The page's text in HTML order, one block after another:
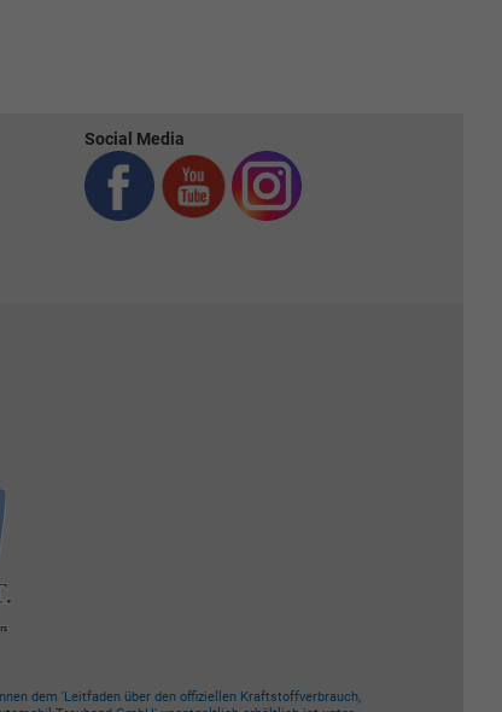
Social Media
dem 'Leitfaden über den offiziellen Kraftstoffverbrauch,